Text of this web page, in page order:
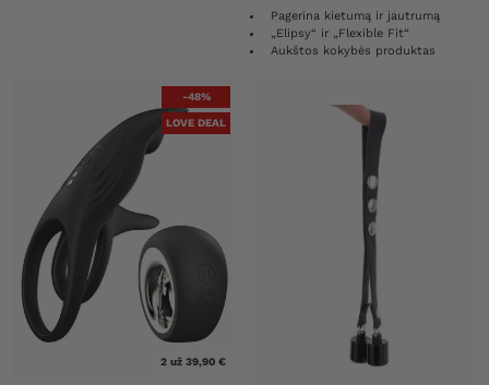
Pagerina kietumą ir jautrumą
„Elipsy“ ir „Flexible Fit“
Aukštos kokybės produktas
-48%
LOVE DEAL
2 už 39,90 €